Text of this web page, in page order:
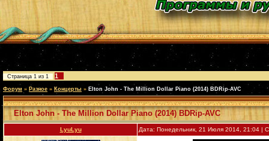
Страница 1 из 1 1
Форум » Разное » Концерты » Elton John - The Million Dollar Piano (2014) BDRip-AVC
Elton John - The Million Dollar Piano (2014) BDRip-AVC
LyuLyu Дата: Понедельник, 21 Июля 2014, 21:04 |